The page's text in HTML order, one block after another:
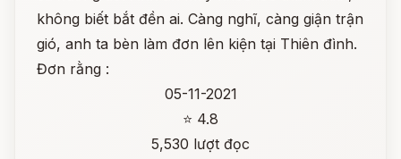
không biết bắt đền ai. Càng nghĩ, càng giận trận
gió, anh ta bèn làm đơn lên kiện tại Thiên đình.
Đơn rằng :
05-11-2021
⭐ 4.8
5,530 lượt đọc